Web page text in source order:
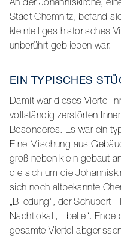
Stadt Chemnitz, befand
kleinteiliges historisches
unberührt geblieben war.
EIN TYPISCHES
Damit war dieses Viertel
vollständig zerstörten
Besonderes. Es war ein
Eine Mischung aus
groß neben klein gebaut
die sich um die
sich noch altbekannte
„Bliedung“, der
Nachtlokal „Libelle“.
gesamte Viertel